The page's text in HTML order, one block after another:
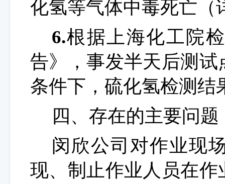
化氢等气体中毒死亡（
6.根据 上海化工院
告》，事发半天后测试
条件下，硫化氢检测结
四、 存在的主要问题
闵欣公司 对作业现
现、制止作业人员在